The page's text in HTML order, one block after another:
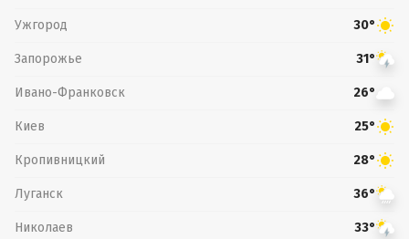
Ужгород 30°
Запорожье 31°
Ивано-Франковск 26°
Киев 25°
Кропивницкий 28°
Луганск 36°
Николаев 33°